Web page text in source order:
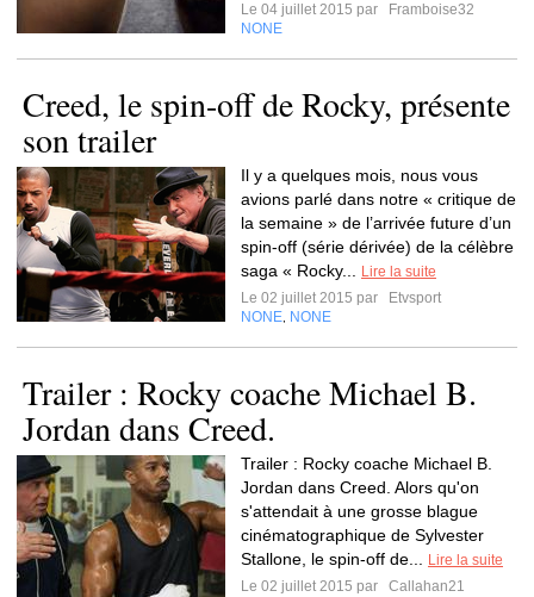
Le 04 juillet 2015 par
Framboise32
NONE
Creed, le spin-off de Rocky, présente
son trailer
Il y a quelques mois, nous vous
avions parlé dans notre « critique de
la semaine » de l’arrivée future d’un
spin-off (série dérivée) de la célèbre
saga « Rocky...
Lire la suite
Le 02 juillet 2015 par
Etvsport
NONE NONE
Trailer : Rocky coache Michael B.
Jordan dans Creed.
Trailer : Rocky coache Michael B.
Jordan dans Creed. Alors qu'on
s'attendait à une grosse blague
cinématographique de Sylvester
Stallone, le spin-off de...
Lire la suite
Le 02 juillet 2015 par
Callahan21